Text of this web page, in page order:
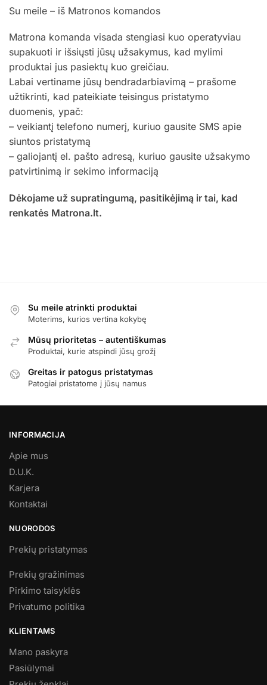
Su meile – iš Matronos komandos
Matrona komanda visada stengiasi kuo operatyviau
supakuoti ir išsiųsti jūsų užsakymus, kad mylimi
produktai jus pasiektų kuo greičiau.
Labai vertiname jūsų bendradarbiavimą – prašome
užtikrinti, kad pateikiate teisingus pristatymo
duomenis, ypač:
– veikiantį telefono numerį, kuriuo gausite SMS apie
siuntos pristatymą
– galiojantį el. pašto adresą, kuriuo gausite užsakymo
patvirtinimą ir sekimo informaciją
Dėkojame už supratingumą, pasitikėjimą ir tai, kad
renkatės Matrona.lt.
Su meile atrinkti produktai
Moterims, kurios vertina kokybę
Mūsų prioritetas – autentiškumas
Produktai, kurie atspindi jūsų grožį
Greitas ir patogus pristatymas
Patogiai pristatome į jūsų namus
INFORMACIJA
Apie mus
D.U.K.
Karjera
Kontaktai
NUORODOS
Prekių pristatymas
Prekių gražinimas
Pirkimo taisyklės
Privatumo politika
KLIENTAMS
Mano paskyra
Pasiūlymai